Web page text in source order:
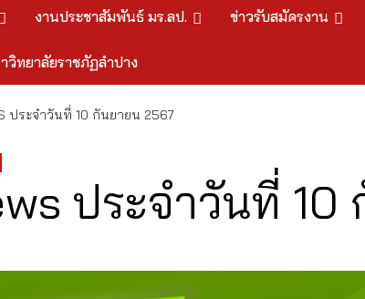
งานประชาสัมพันธ์ มร.ลป. ข่าวรับสมัครงาน
วิทยาลัยราชภัฏลำปาง
ประจำวันที่ 10 กันยายน 2567
ประจำวันที่